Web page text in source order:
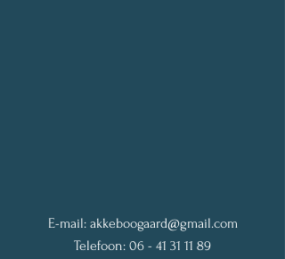
E-mail: akkeboogaard@gmail.com
Telefoon: 06 - 41 31 11 89